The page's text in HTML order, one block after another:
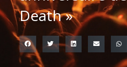
Death »